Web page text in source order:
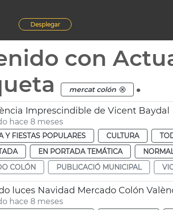
Desplegar
con
mercat colón .
Imprescindible de Vicent Baydal
hace 8 meses
Y FIESTAS POPULARES CULTURA
EN PORTADA TEMÁTICA
COLÓN
PUBLICACIÓ MUNICIPAL
luces Navidad Mercado Colón
hace 8 meses